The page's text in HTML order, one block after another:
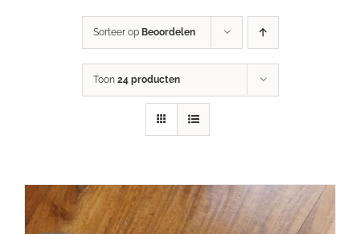
Sorteer op Beoordelen
Toon 24 producten